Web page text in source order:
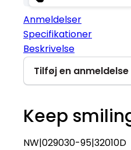
Anmeldelser
Specifikationer
Beskrivelse
Tilføj en anmeldelse
Keep
NW|029030-95|32010D